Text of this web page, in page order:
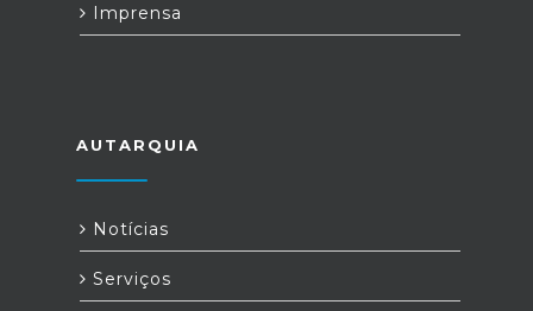
Imprensa
AUTARQUIA
Notícias
Serviços